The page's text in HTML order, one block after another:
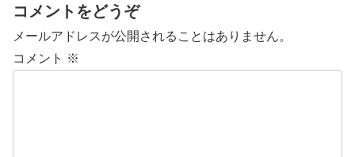
コメントをどうぞ
メールアドレスが公開されることはありません。
コメント ※